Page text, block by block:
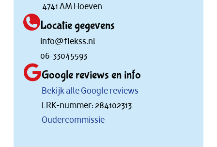
4741 AM Hoeven
Locatie gegevens
info@flekss.nl
06-33045593
Google reviews en info
Bekijk alle Google reviews
LRK-nummer: 284102313
Oudercommissie